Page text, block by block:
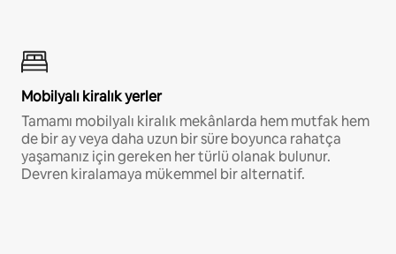
Mobilyalı kiralık yerler
Tamamı mobilyalı kiralık mekânlarda hem mutfak hem
de bir ay veya daha uzun bir süre boyunca rahatça
yaşamanız için gereken her türlü olanak bulunur.
Devren kiralamaya mükemmel bir alternatif.